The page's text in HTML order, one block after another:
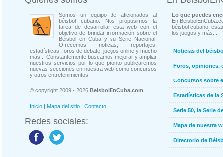
Somos un equipo de aficionados al
béisbol cubano. Nos propusimos la
tarea de desarrollar esta web con el
objetivo de brindar información sobre el
Béisbol en Cuba y su Serie Nacional.
Ofrecemos noticias, reportajes,
estadísticas, foros de debate, juegos online y mucho
más... Constantemente buscamos mejorar y ampliar
nuestros servicios por lo que pronto publicaremos
nuevas secciones en nuestra web como concursos
y otros entretenimientos.
© copyright 2009 - 2026 BeisbolEnCuba.com
Inicio | Mapa del sitio | Contacto
Redes sociales:
Lo que puedes
En
béisbol cubano,
los juegos y más...
Noticias del
Foros, opiniones,
Concursos sobre
Estadísticas de la
Serie 50, la Serie
Mapa de nuestra
Directorio de